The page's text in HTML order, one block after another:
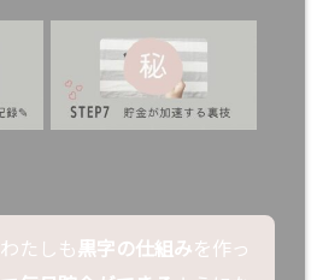
わたしも黒字の仕組みを作っ